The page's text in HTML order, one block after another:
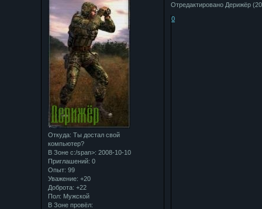
Откуда: Ты достал свой
компьютер?
В Зоне с:/span>: 2008-10-10
Приглашений: 0
Опыт: 99
Уважение: +20
Доброта: +22
Пол: Мужской
В Зоне провёл:
Отредактировано Дерижёр
0